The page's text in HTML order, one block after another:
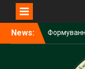
News: